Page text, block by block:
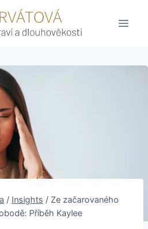
/ Insights / Ze začarovaného
Příběh Kaylee